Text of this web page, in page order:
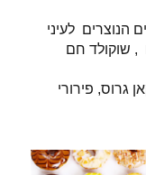
הנוצרים לעיני
, שוקולד חם
גרוס, פירורי